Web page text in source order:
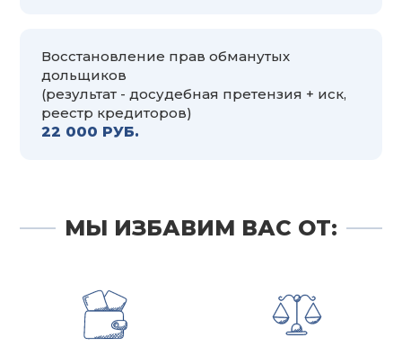
Восстановление прав обманутых
дольщиков
(результат - досудебная претензия + иск,
реестр кредиторов)
22 000 РУБ.
МЫ ИЗБАВИМ ВАС ОТ: